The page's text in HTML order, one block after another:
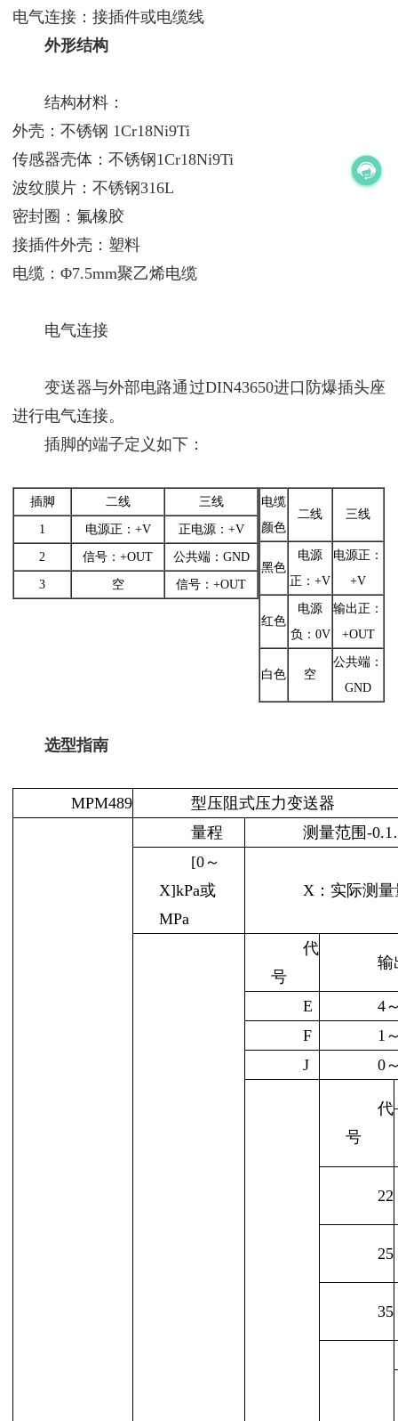
电气连接：接插件或电缆线
外形结构
结构材料：
外壳：不锈钢 1Cr18Ni9Ti
传感器壳体：不锈钢1Cr18Ni9Ti
波纹膜片：不锈钢316L
密封圈：氟橡胶
接插件外壳：塑料
电缆：Φ7.5mm聚乙烯电缆
电气连接
变送器与外部电路通过DIN43650进口防爆插头座
进行电气连接。
插脚的端子定义如下：
插脚 二线 三线
1 电源正：+V 正电源：+V
2 信号：+OUT 公共端：GND
3 空 信号：+OUT
电缆
颜色
二线 三线
黑色
电源
正：+V
电源正：
+V
红色
电源
负：0V
输出正：
+OUT
白色 空
公共端：
GND
选型指南
MPM489
型压阻式压力变送器
量程
测量范围-
[0～
X]kPa或
MPa
X：实际测量
代
号
输
E
4
F
1
J
0
代
号
22
25
35